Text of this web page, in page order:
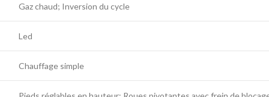
Gaz chaud; Inversion du cycle
Led
Chauffage simple